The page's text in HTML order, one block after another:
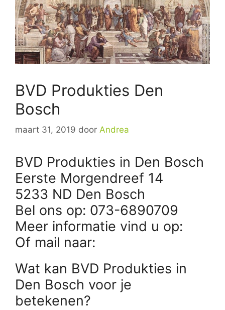
BVD Produkties Den
Bosch
maart 31, 2019 door Andrea
BVD Produkties in Den Bosch
Eerste Morgendreef 14
5233 ND Den Bosch
Bel ons op: 073-6890709
Meer informatie vind u op:
Of mail naar:
Wat kan BVD Produkties in
Den Bosch voor je
betekenen?